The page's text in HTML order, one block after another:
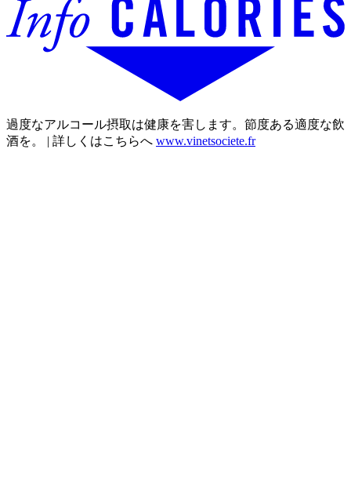
過度なアルコール摂取は健康を害します。節度ある適度な飲
酒を。 | 詳しくはこちらへ www.vinetsociete.fr